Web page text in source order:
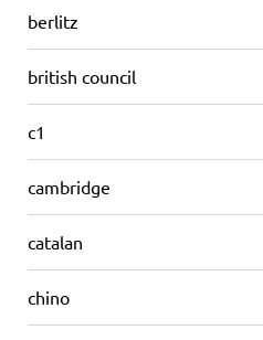
berlitz
british council
c1
cambridge
catalan
chino